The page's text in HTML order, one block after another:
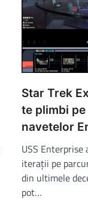
Star Trek
te plimbi
navetelor
USS
iteraţii pe
din ultimele
pot…